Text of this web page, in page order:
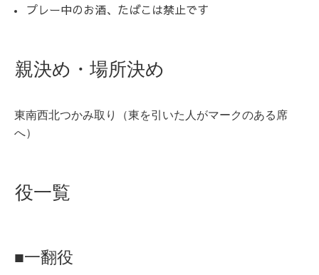
プレー中のお酒、たばこは禁止です
親決め・場所決め
東南西北つかみ取り（東を引いた人がマークのある席
へ）
役一覧
■一翻役